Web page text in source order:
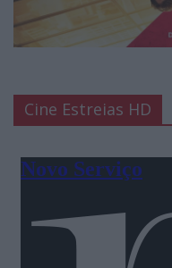
Cine Estreias HD